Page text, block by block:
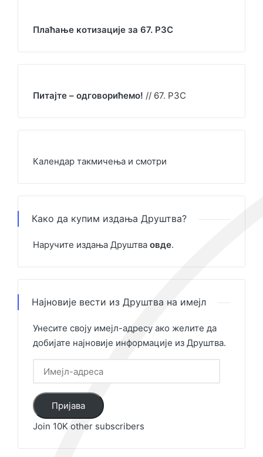
Плаћање котизације за 67. РЗС
Питајте – одговорићемо! // 67. РЗС
Календар такмичења и смотри
Како да купим издања Друштва?
Наручите издања Друштва овде.
Најновије вести из Друштва на имејл
Унесите своју имејл-адресу ако желите да
добијате најновије информације из Друштва.
Имејл-
адреса
Пријава
Join 10K other subscribers